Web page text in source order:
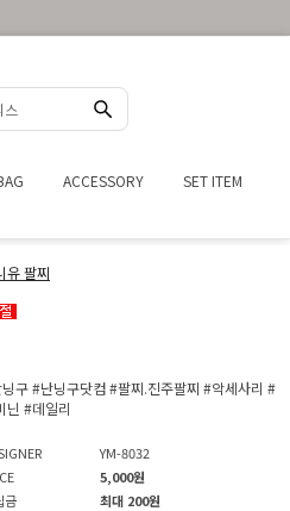
지
ACCESSORY
SET ITEM
유 팔찌
구#난닝구닷컴#팔찌.진주팔찌 #악세사리 #
닌 #데일리
YM-8032
5,000원
금
최대 200원